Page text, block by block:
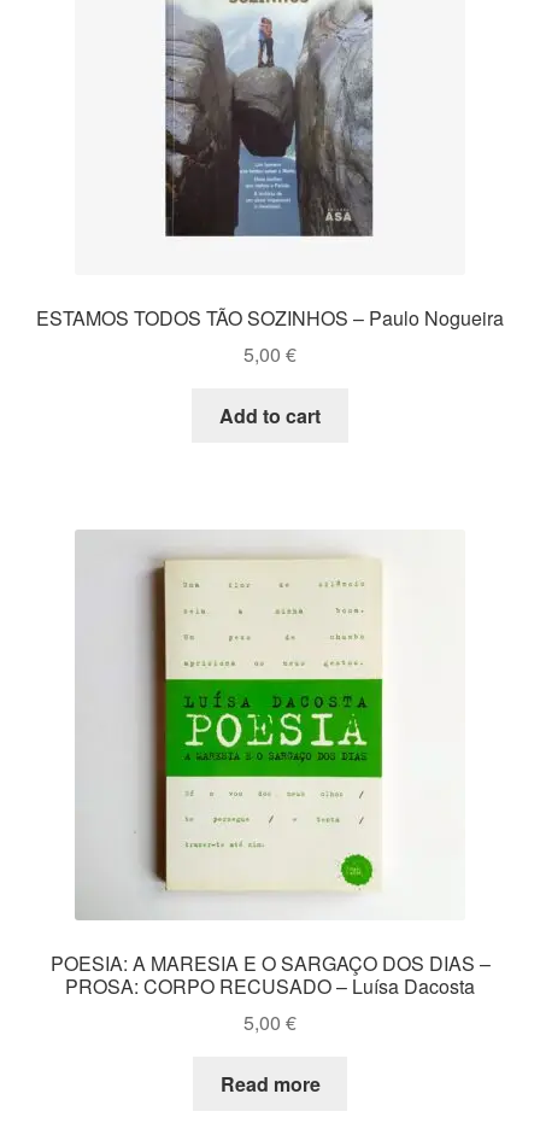
ESTAMOS TODOS TÃO SOZINHOS – Paulo Nogueira
5,00 €
Add to cart
POESIA: A MARESIA E O SARGAÇO DOS DIAS –
PROSA: CORPO RECUSADO – Luísa Dacosta
5,00 €
Read more